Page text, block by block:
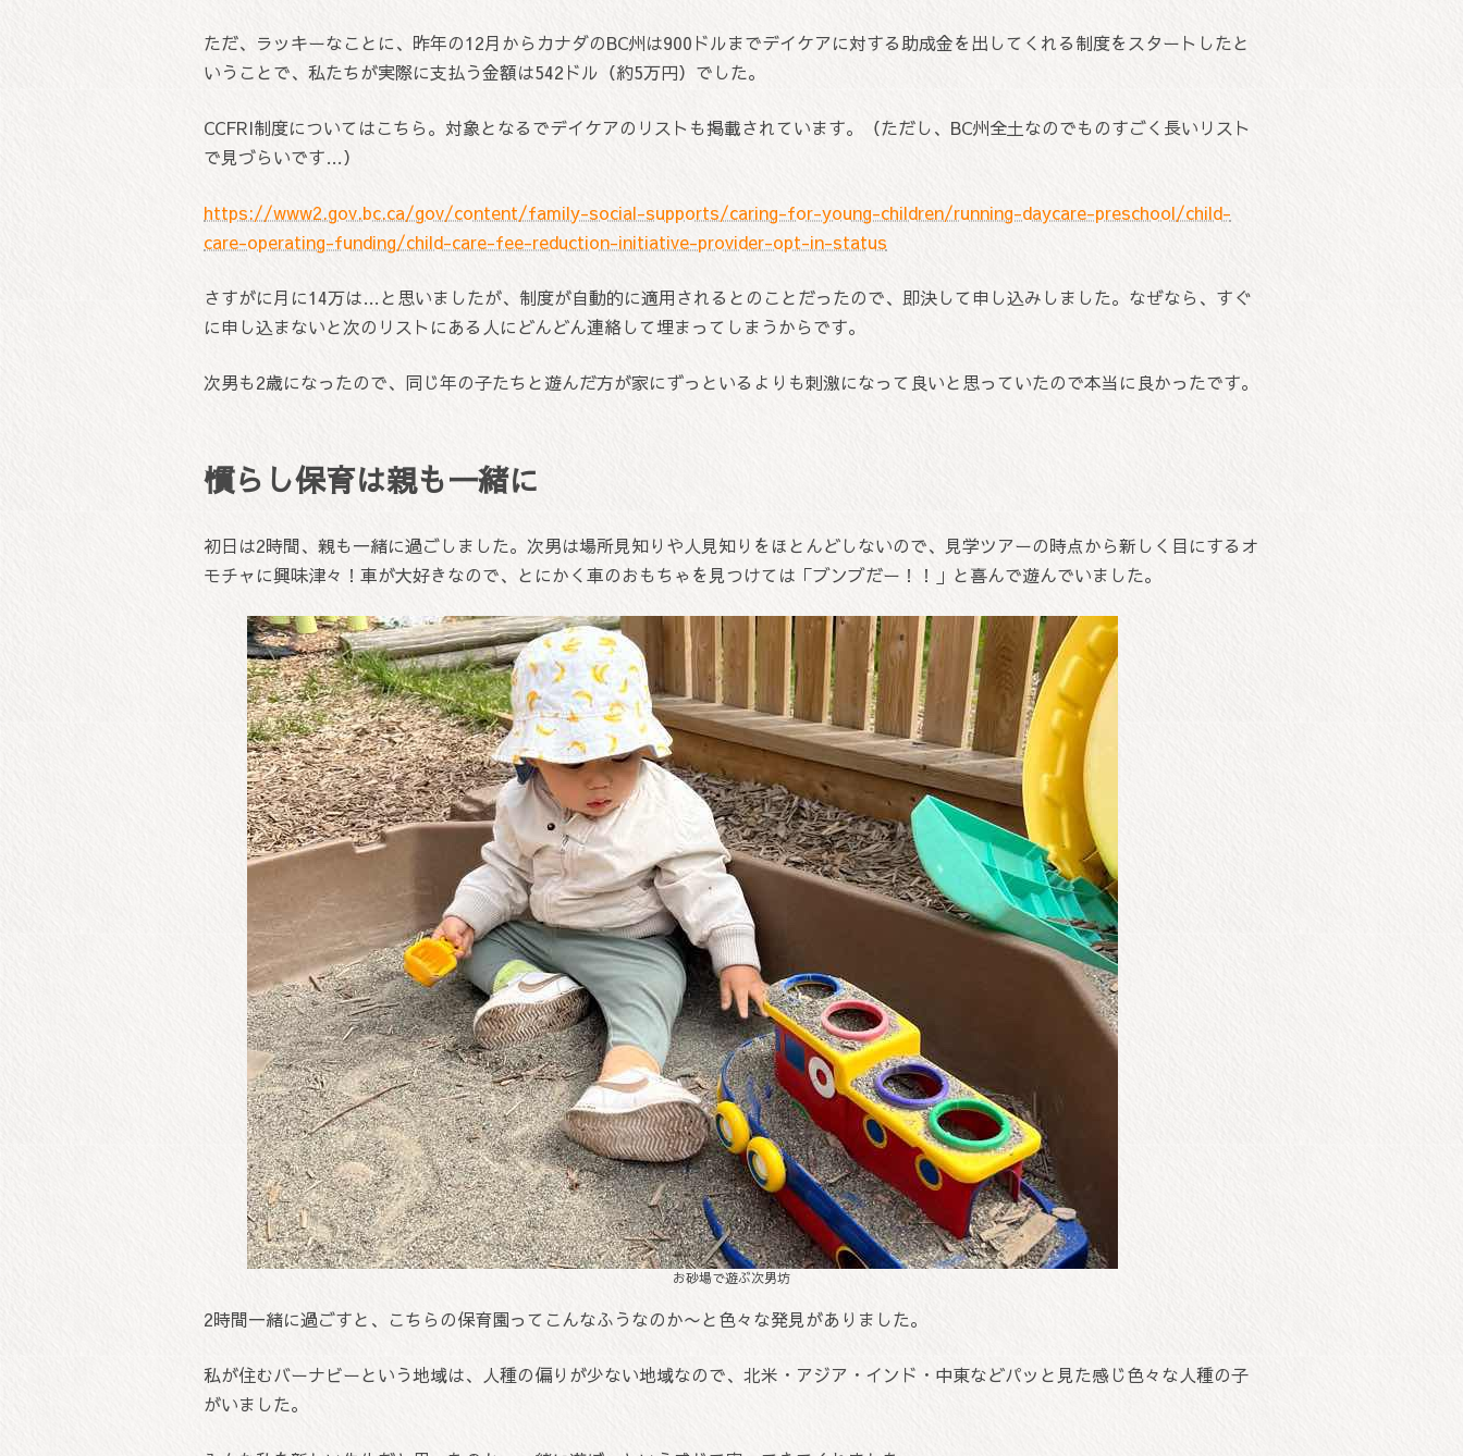
ただ、ラッキーなことに、昨年の12月からカナダのBC州は900ドルまでデイケアに対する助成金を出してくれる制度をスタートしたと
いうことで、私たちが実際に支払う金額は542ドル（約5万円）でした。
CCFRI制度についてはこちら。対象となるでデイケアのリストも掲載されています。（ただし、BC州全土なのでものすごく長いリスト
で見づらいです…）
https://www2.gov.bc.ca/gov/content/family-social-supports/caring-for-young-children/running-daycare-preschool/child-
care-operating-funding/child-care-fee-reduction-initiative-provider-opt-in-status
さすがに月に14万は…と思いましたが、制度が自動的に適用されるとのことだったので、即決して申し込みしました。なぜなら、すぐ
に申し込まないと次のリストにある人にどんどん連絡して埋まってしまうからです。
次男も2歳になったので、同じ年の子たちと遊んだ方が家にずっといるよりも刺激になって良いと思っていたので本当に良かったです。
慣らし保育は親も一緒に
初日は2時間、親も一緒に過ごしました。次男は場所見知りや人見知りをほとんどしないので、見学ツアーの時点から新しく目にするオ
モチャに興味津々！車が大好きなので、とにかく車のおもちゃを見つけては「ブンブだー！！」と喜んで遊んでいました。
お砂場で遊ぶ次男坊
2時間一緒に過ごすと、こちらの保育園ってこんなふうなのか〜と色々な発見がありました。
私が住むバーナビーという地域は、人種の偏りが少ない地域なので、北米・アジア・インド・中東などパッと見た感じ色々な人種の子
がいました。